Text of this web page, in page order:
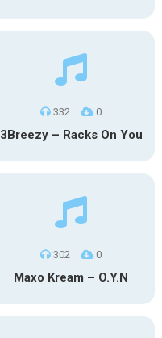
332 0
3Breezy – Racks On You
302 0
Maxo Kream – O.Y.N